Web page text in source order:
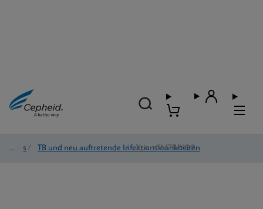
Tests / TB und neu auftretende Infektionskrankheiten
/ Xpert® MTB/XDR